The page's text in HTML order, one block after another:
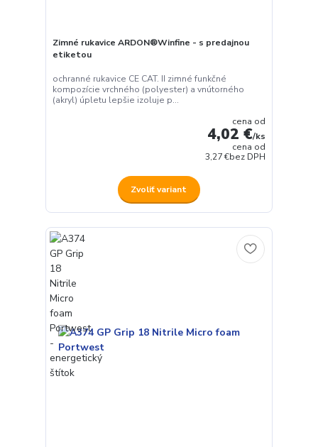
Zimné rukavice ARDON®Winfine - s predajnou
etiketou
ochranné rukavice CE CAT. II zimné funkčné
kompozície vrchného (polyester) a vnútorného
(akryl) úpletu lepšie izoluje p...
cena od
4,02 €/ks
cena od
3,27 €bez DPH
Zvoliť variant
Používame cookies aby sme skvalitnili služby. Používaním tejto
stránky súhlasíte s ukladaním cookies.